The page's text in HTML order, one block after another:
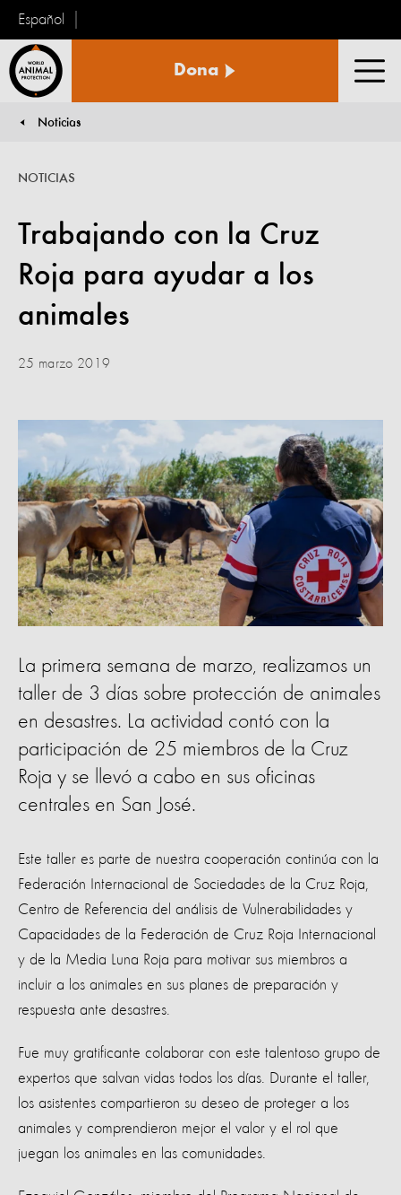
Español
Animal
Dona
Noticias
Trabajando con la Cruz
Roja para ayudar a los
animales
NOTICIAS
25 marzo 2019
La primera semana de marzo, realizamos un
taller de 3 días sobre protección de animales
en desastres. La actividad contó con la
participación de 25 miembros de la Cruz
Roja y se llevó a cabo en sus oficinas
centrales en San José.
Este taller es parte de nuestra ​cooperación continúa con la
Federación Internacional de Sociedades de la Cruz Roja,
Centro de Referencia del análisis de Vulnerabilidades y
Capacidades de la Federación de Cruz Roja Internacional
y de la Media Luna Roja para motivar sus miembros a
incluir a los animales en sus planes de preparación y
respuesta ante desastres.
Fue muy gratificante colaborar con este talentoso grupo de
expertos que salvan vidas todos los días. Durante el taller,
los asistentes compartieron su deseo de proteger a los
animales y comprendieron mejor el valor y el rol que
juegan los animales en las comunidades.